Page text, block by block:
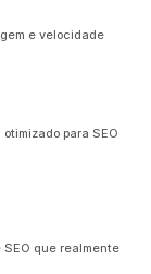
e velocidade
para SEO
que realmente